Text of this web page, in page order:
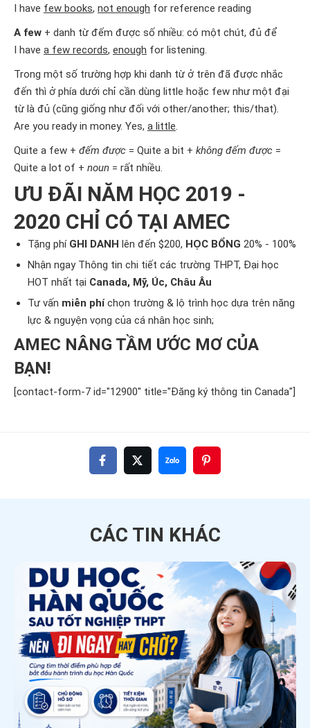
I have few books, not enough for reference reading
A few + danh từ đếm được số nhiều: có một chút, đủ để
I have a few records, enough for listening.
Trong một số trường hợp khi danh từ ở trên đã được nhắc
đến thì ở phía dưới chỉ cần dùng little hoặc few như một đại
từ là đủ (cũng giống như đối với other/another; this/that).
Are you ready in money. Yes, a little.
Quite a few + đếm được = Quite a bit + không đếm được =
Quite a lot of + noun = rất nhiều.
ƯU ĐÃI NĂM HỌC 2019 -
2020 CHỈ CÓ TẠI AMEC
Tặng phí GHI DANH lên đến $200, HỌC BỔNG 20% - 100%
Nhận ngay Thông tin chi tiết các trường THPT, Đại học
HOT nhất tại Canada, Mỹ, Úc, Châu Âu
Tư vấn miễn phíchọn trường & lộ trình học dựa trên năng
lực & nguyện vọng của cá nhân học sinh;
AMEC NÂNG TẦM ƯỚC MƠ CỦA
BẠN!
[contact-form-7 id="12900" title="Đăng ký thông tin Canada"]
CÁC TIN KHÁC